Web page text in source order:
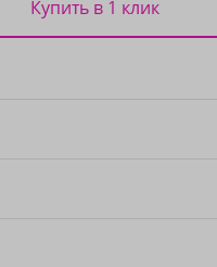
Купить в 1 клик